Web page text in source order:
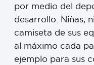
por medio del
desarrollo. Niñas,
camiseta de sus
al máximo cada
ejemplo para sus